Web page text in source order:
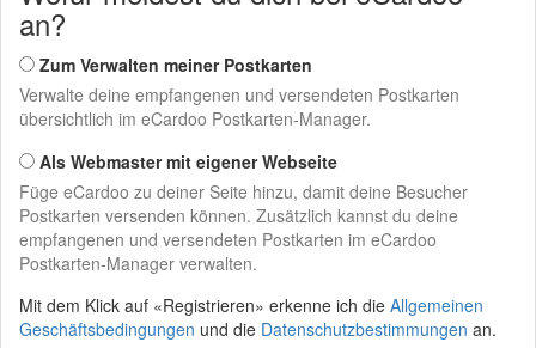
an?
Zum Verwalten meiner Postkarten
Verwalte deine empfangenen und versendeten Postkarten
übersichtlich im eCardoo Postkarten-Manager.
Als Webmaster mit eigener Webseite
Füge eCardoo zu deiner Seite hinzu, damit deine Besucher
Postkarten versenden können. Zusätzlich kannst du deine
empfangenen und versendeten Postkarten im eCardoo
Postkarten-Manager verwalten.
Mit dem Klick auf «Registrieren» erkenne ich die Allgemeinen
Geschäftsbedingungen und die Datenschutzbestimmungen an.